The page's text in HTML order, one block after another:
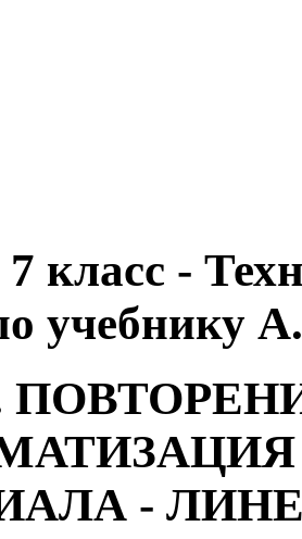
класс -
учебнику
-